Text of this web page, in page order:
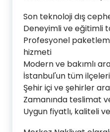
Son teknoloji dış
Deneyimli ve eğitimli
Profesyonel
hizmeti
Modern ve bakımlı
İstanbul'un tüm
Şehir içi ve şehirler
Zamanında teslimat
Uygun fiyatlı, kaliteli